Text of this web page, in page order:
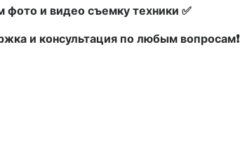
и видео съемку техники ✅
и консультация по любым вопросам❗